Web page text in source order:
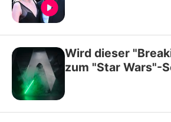
Wird dieser
zum "Star Wars"-